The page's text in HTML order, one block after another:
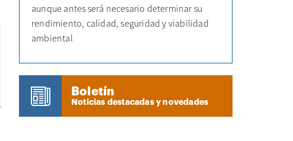
aunque antes será necesario determinar su
rendimiento, calidad, seguridad y viabilidad
ambiental
Boletín
Noticias destacadas y novedades